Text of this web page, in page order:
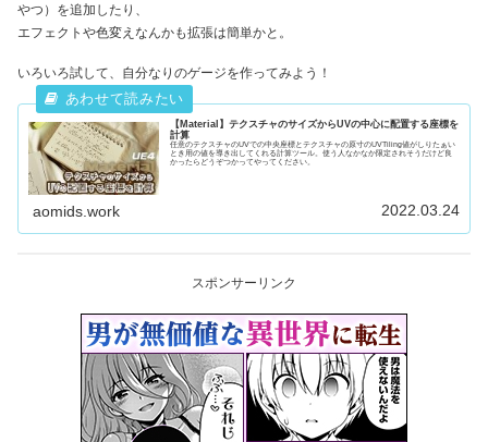
やつ）を追加したり、
エフェクトや色変えなんかも拡張は簡単かと。
いろいろ試して、自分なりのゲージを作ってみよう！
【Material】テクスチャのサイズからUVの中心に配置する座標を
計算
任意のテクスチャのUVでの中央座標とテクスチャの原寸のUVTiling値がしりたぁい
とき用の値を導き出してくれる計算ツール。使う人なかなか限定されそうだけど良
かったらどうぞつかってやってください。
aomids.work 2022.03.24
スポンサーリンク